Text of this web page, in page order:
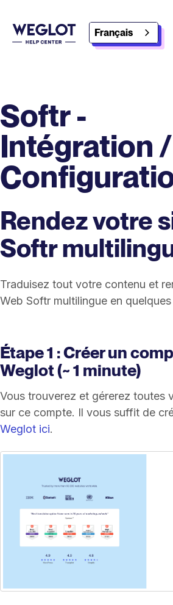
Français
Softr -
Intégration /
Rendez votre
Softr
Traduisez tout votre contenu et
Web Softr multilingue en quelques
Étape 1 : Créer un
Weglot (~ 1 minute)
Vous trouverez et gérerez toutes
sur ce compte. Il vous suffit de
Weglot ici.